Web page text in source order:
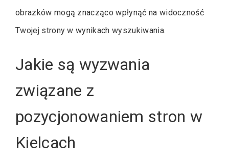
obrazków mogą znacząco wpłynąć na widoczność
Twojej strony w wynikach wyszukiwania.
Jakie są wyzwania
związane z
pozycjonowaniem stron w
Kielcach